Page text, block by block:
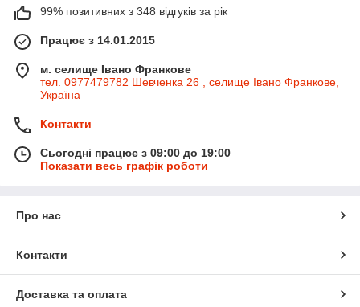
99% позитивних з 348 відгуків за рік
Працює з 14.01.2015
м. селище Івано Франкове
тел. 0977479782 Шевченка 26 , селище Івано Франкове,
Україна
Контакти
Сьогодні працює з 09:00 до 19:00
Показати весь графік роботи
Про нас
Контакти
Доставка та оплата